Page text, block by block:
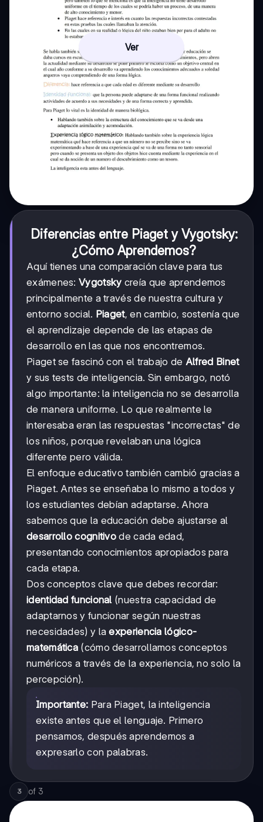
Ver
Diferencias entre Piaget y Vygotsky:
¿Cómo Aprendemos?
Aquí tienes una comparación clave para tus
exámenes:Vygotsky creía que aprendemos
principalmente a través de nuestra cultura y
entorno social. Piaget, en cambio, sostenía que
el aprendizaje depende de las etapas de
desarrollo en las que nos encontremos.
Piaget se fascinó con el trabajo de Alfred Binet
y sus tests de inteligencia. Sin embargo, notó
algo importante: la inteligencia no se desarrolla
de manera uniforme. Lo que realmente le
interesaba eran las respuestas "incorrectas" de
los niños, porque revelaban una lógica
diferente pero válida.
El enfoque educativo también cambió gracias a
Piaget. Antes se enseñaba lo mismo a todos y
los estudiantes debían adaptarse. Ahora
sabemos que la educación debe ajustarse al
desarrollo cognitivo de cada edad,
presentando conocimientos apropiados para
cada etapa.
Dos conceptos clave que debes recordar:
identidad funcional (nuestra capacidad de
adaptarnos y funcionar según nuestras
necesidades) y laexperiencia lógico-
matemática (cómo desarrollamos conceptos
numéricos a través de la experiencia, no solo la
percepción).
Importante: Para Piaget, la inteligencia
existe antes que el lenguaje. Primero
pensamos, después aprendemos a
expresarlo con palabras.
3 of 3